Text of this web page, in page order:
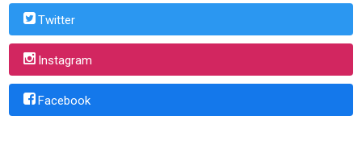
Twitter
Instagram
Facebook